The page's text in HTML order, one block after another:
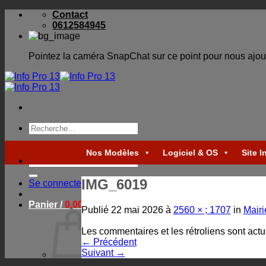
Skip
content
Contact
0612584945
Pointez la caméra SnapChat sur ce point pour nous
Recherche
pour :
pour :
Se connecter
Panier /0,00€
Nos Modèles Logiciel & OS Site
IMG_6019
Publié 22 mai 2026à 2560 × ; 1707in
Les commentaires et les rétroliens sont
← Précédent
Suivant →